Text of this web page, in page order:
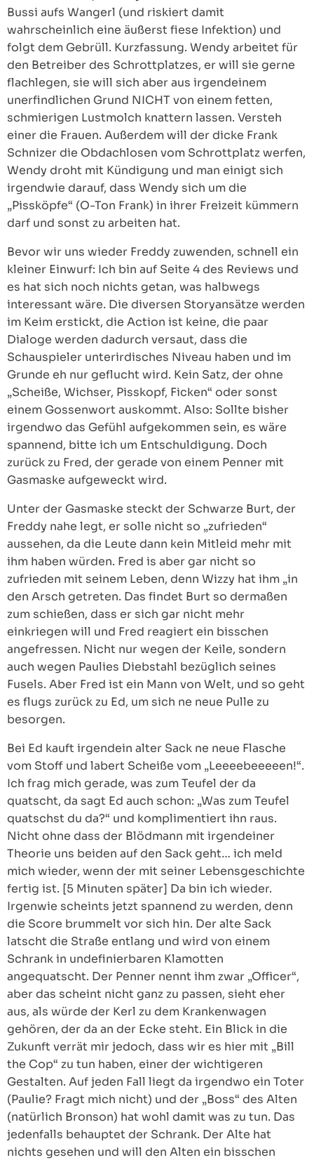
Bussi aufs Wangerl (und riskiert damit
wahrscheinlich eine äußerst fiese Infektion) und
folgt dem Gebrüll. Kurzfassung. Wendy arbeitet für
den Betreiber des Schrottplatzes, er will sie gerne
flachlegen, sie will sich aber aus irgendeinem
unerfindlichen Grund NICHT von einem fetten,
schmierigen Lustmolch knattern lassen. Versteh
einer die Frauen. Außerdem will der dicke Frank
Schnizer die Obdachlosen vom Schrottplatz werfen,
Wendy droht mit Kündigung und man einigt sich
irgendwie darauf, dass Wendy sich um die
„Pissköpfe“ (O-Ton Frank) in ihrer Freizeit kümmern
darf und sonst zu arbeiten hat.
Bevor wir uns wieder Freddy zuwenden, schnell ein
kleiner Einwurf: Ich bin auf Seite 4 des Reviews und
es hat sich noch nichts getan, was halbwegs
interessant wäre. Die diversen Storyansätze werden
im Keim erstickt, die Action ist keine, die paar
Dialoge werden dadurch versaut, dass die
Schauspieler unterirdisches Niveau haben und im
Grunde eh nur geflucht wird. Kein Satz, der ohne
„Scheiße, Wichser, Pisskopf, Ficken“ oder sonst
einem Gossenwort auskommt. Also: Sollte bisher
irgendwo das Gefühl aufgekommen sein, es wäre
spannend, bitte ich um Entschuldigung. Doch
zurück zu Fred, der gerade von einem Penner mit
Gasmaske aufgeweckt wird.
Unter der Gasmaske steckt der Schwarze Burt, der
Freddy nahe legt, er solle nicht so „zufrieden“
aussehen, da die Leute dann kein Mitleid mehr mit
ihm haben würden. Fred is aber gar nicht so
zufrieden mit seinem Leben, denn Wizzy hat ihm „in
den Arsch getreten. Das findet Burt so dermaßen
zum schießen, dass er sich gar nicht mehr
einkriegen will und Fred reagiert ein bisschen
angefressen. Nicht nur wegen der Keile, sondern
auch wegen Paulies Diebstahl bezüglich seines
Fusels. Aber Fred ist ein Mann von Welt, und so geht
es flugs zurück zu Ed, um sich ne neue Pulle zu
besorgen.
Bei Ed kauft irgendein alter Sack ne neue Flasche
vom Stoff und labert Scheiße vom „Leeeebeeeeen!“.
Ich frag mich gerade, was zum Teufel der da
quatscht, da sagt Ed auch schon: „Was zum Teufel
quatschst du da?“ und komplimentiert ihn raus.
Nicht ohne dass der Blödmann mit irgendeiner
Theorie uns beiden auf den Sack geht… ich meld
mich wieder, wenn der mit seiner Lebensgeschichte
fertig ist. [5 Minuten später] Da bin ich wieder.
Irgenwie scheints jetzt spannend zu werden, denn
die Score brummelt vor sich hin. Der alte Sack
latscht die Straße entlang und wird von einem
Schrank in undefinierbaren Klamotten
angequatscht. Der Penner nennt ihm zwar „Officer“,
aber das scheint nicht ganz zu passen, sieht eher
aus, als würde der Kerl zu dem Krankenwagen
gehören, der da an der Ecke steht. Ein Blick in die
Zukunft verrät mir jedoch, dass wir es hier mit „Bill
the Cop“ zu tun haben, einer der wichtigeren
Gestalten. Auf jeden Fall liegt da irgendwo ein Toter
(Paulie? Fragt mich nicht) und der „Boss“ des Alten
(natürlich Bronson) hat wohl damit was zu tun. Das
jedenfalls behauptet der Schrank. Der Alte hat
nichts gesehen und will den Alten ein bisschen